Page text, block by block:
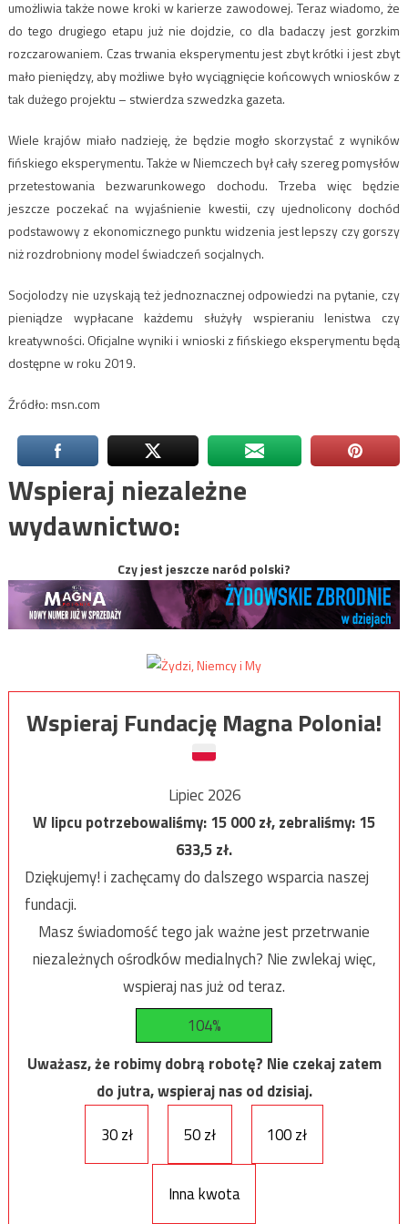
umożliwia także nowe kroki w karierze zawodowej. Teraz wiadomo, że
do tego drugiego etapu już nie dojdzie, co dla badaczy jest gorzkim
rozczarowaniem. Czas trwania eksperymentu jest zbyt krótki i jest zbyt
mało pieniędzy, aby możliwe było wyciągnięcie końcowych wniosków z
tak dużego projektu – stwierdza szwedzka gazeta.
Wiele krajów miało nadzieję, że będzie mogło skorzystać z wyników
fińskiego eksperymentu. Także w Niemczech był cały szereg pomysłów
przetestowania bezwarunkowego dochodu. Trzeba więc będzie
jeszcze poczekać na wyjaśnienie kwestii, czy ujednolicony dochód
podstawowy z ekonomicznego punktu widzenia jest lepszy czy gorszy
niż rozdrobniony model świadczeń socjalnych.
Socjolodzy nie uzyskają też jednoznacznej odpowiedzi na pytanie, czy
pieniądze wypłacane każdemu służyły wspieraniu lenistwa czy
kreatywności. Oficjalne wyniki i wnioski z fińskiego eksperymentu będą
dostępne w roku 2019.
Źródło: msn.com
Wspieraj niezależne
wydawnictwo:
Czy jest jeszcze naród polski?
Wspieraj Fundację Magna Polonia!
Lipiec 2026
W lipcu potrzebowaliśmy:15 000zł, zebraliśmy:15
633,5zł.
Dziękujemy! i zachęcamy do dalszego wsparcia naszej
fundacji.
Masz świadomość tego jak ważne jest przetrwanie
niezależnych ośrodków medialnych? Nie zwlekaj więc,
wspieraj nas już od teraz.
104%
Uważasz, że robimy dobrą robotę? Nie czekaj zatem
do jutra, wspieraj nas od dzisiaj.
30 zł
50 zł 100 zł
Inna kwota